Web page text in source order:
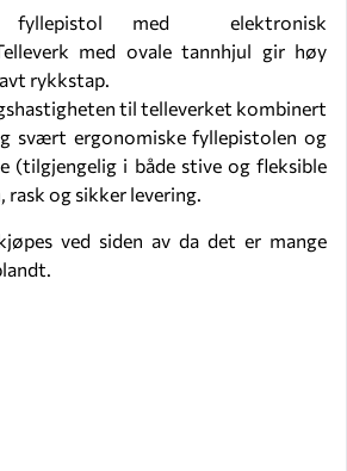
fyllepistol med elektronisk
med ovale tannhjul gir høy
rykkstap.
til telleverket kombinert
svært ergonomiske fyllepistolen og
(tilgjengelig i både stive og fleksible
rask og sikker levering.
ved siden av da det er mange